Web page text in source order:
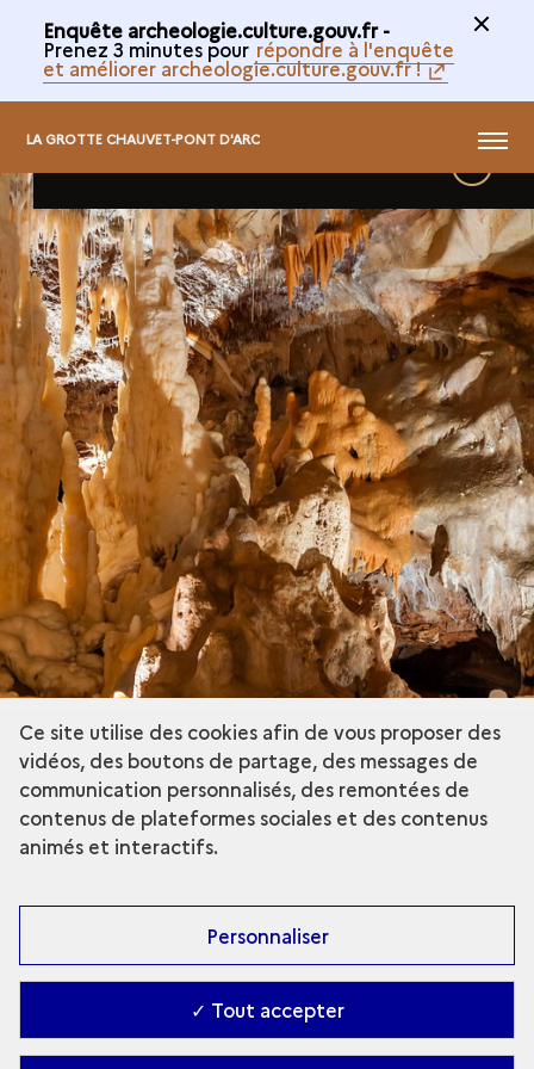
Enquête archeologie.culture.gouv.fr -
Prenez 3 minutes pour répondre à l'enquête
et améliorer archeologie.culture.gouv.fr !
La
Grotte
Chauvet-
Pont
d'Arc
Visite
virtuelle
LA GROTTE CHAUVET-PONT D'ARC MENU
détails
Ce site utilise des cookies afin de vous proposer des
vidéos, des boutons de partage, des messages de
communication personnalisés, des remontées de
contenus de plateformes sociales et des contenus
animés et interactifs.
Personnaliser
✓ Tout accepter